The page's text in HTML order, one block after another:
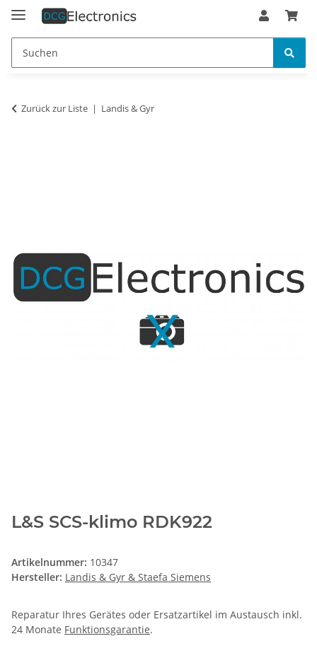
Zurück zur Liste Landis & Gyr
L&S SCS-klimo RDK922
Artikelnummer: 10347
Hersteller: Landis & Gyr & Staefa Siemens
Reparatur Ihres Gerätes oder Ersatzartikel im Austausch inkl.
24 Monate Funktionsgarantie.